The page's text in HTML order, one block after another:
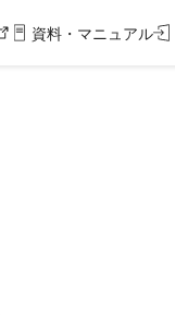
資料・マニュアル